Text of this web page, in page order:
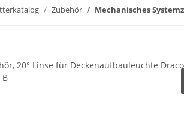
Zubehör Mechanisches